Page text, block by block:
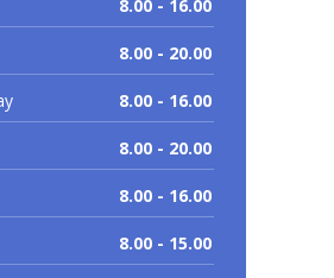
8.00 - 16.00
8.00 - 20.00
8.00 - 16.00
8.00 - 20.00
8.00 - 16.00
8.00 - 15.00